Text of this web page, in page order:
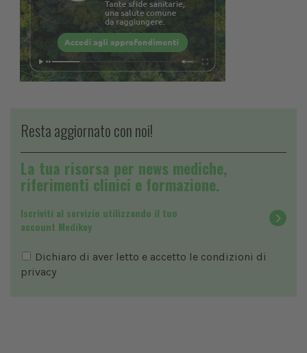
Resta aggiornato con noi!
La tua risorsa per news mediche,
riferimenti clinici e formazione.
Iscriviti al servizio utilizzando il tuo
account Medikey
Dichiaro di aver letto e accetto le condizioni di
privacy